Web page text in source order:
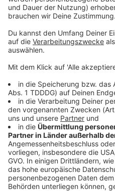
© dpa-
DAS KÖNNTE DICH AUCH
Bayern